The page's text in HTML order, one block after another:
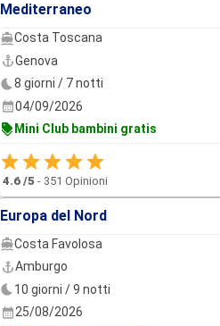
Mediterraneo
Costa Toscana
Genova
8 giorni / 7 notti
04/09/2026
Mini Club bambini gratis
4.6 /5 - 351 Opinioni
Europa del Nord
Costa Favolosa
Amburgo
10 giorni / 9 notti
25/08/2026